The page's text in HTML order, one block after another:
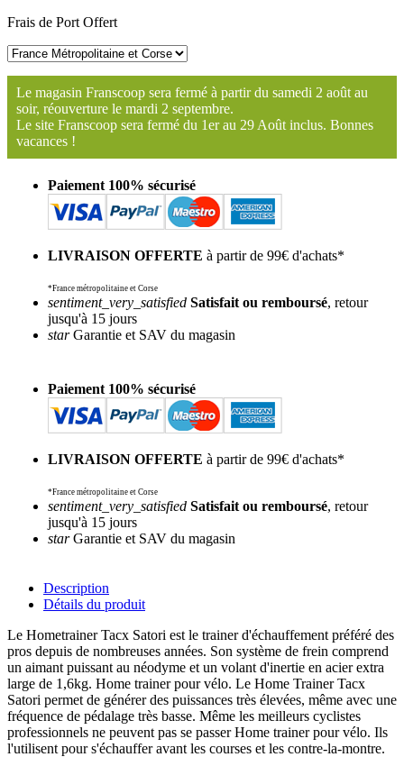
Frais de Port Offert
Le magasin Franscoop sera fermé à partir du samedi 2 août au
soir, réouverture le mardi 2 septembre.
Le site Franscoop sera fermé du 1er au 29 Août inclus. Bonnes
vacances !
Paiement 100% sécurisé
LIVRAISON OFFERTE à partir de 99€ d'achats*
*France métropolitaine et Corse
sentiment_very_satisfied Satisfait ou remboursé, retour
jusqu'à 15 jours
starGarantie et SAV du magasin
Paiement 100% sécurisé
LIVRAISON OFFERTE à partir de 99€ d'achats*
*France métropolitaine et Corse
sentiment_very_satisfied Satisfait ou remboursé, retour
jusqu'à 15 jours
starGarantie et SAV du magasin
Description
Détails du produit
Le Hometrainer Tacx Satori est le trainer d'échauffement préféré des
pros depuis de nombreuses années. Son système de frein comprend
un aimant puissant au néodyme et un volant d'inertie en acier extra
large de 1,6kg. Home trainer pour vélo. Le Home Trainer Tacx
Satori permet de générer des puissances très élevées, même avec une
fréquence de pédalage très basse. Même les meilleurs cyclistes
professionnels ne peuvent pas se passer Home trainer pour vélo. Ils
l'utilisent pour s'échauffer avant les courses et les contre-la-montre.